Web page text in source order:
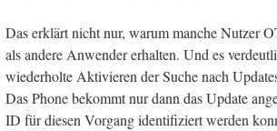
Das erklärt nicht nur, warum manche Nutzer
als andere Anwender erhalten. Und es
wiederholte Aktivieren der Suche nach
Das Phone bekommt nur dann das Update
ID für diesen Vorgang identifiziert werden